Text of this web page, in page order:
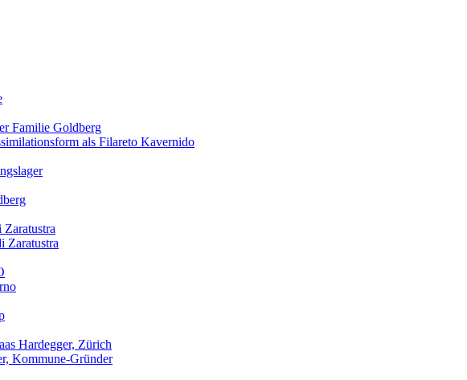
Familie Goldberg
als Filareto Kavernido
Zaratustra
Hardegger, Zürich
Kommune-Gründer